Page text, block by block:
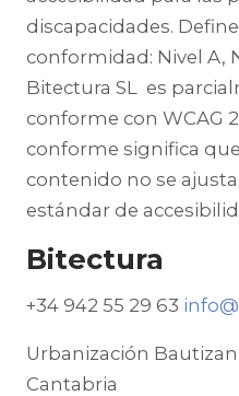
discapacidades.
conformidad: Nivel A,
Bitectura SL es
conforme con WCAG
conforme significa
contenido no se
estándar de
Bitectura
+34 942 55 29 63
Urbanización
Cantabria